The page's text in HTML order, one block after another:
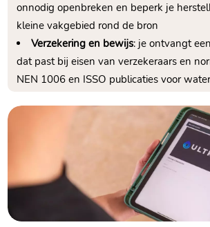
onnodig openbreken en beperk je
kleine vakgebied rond de bron
Verzekering en bewijs: je ontvangt
dat past bij eisen van verzekeraars en
NEN 1006 en ISSO publicaties voor